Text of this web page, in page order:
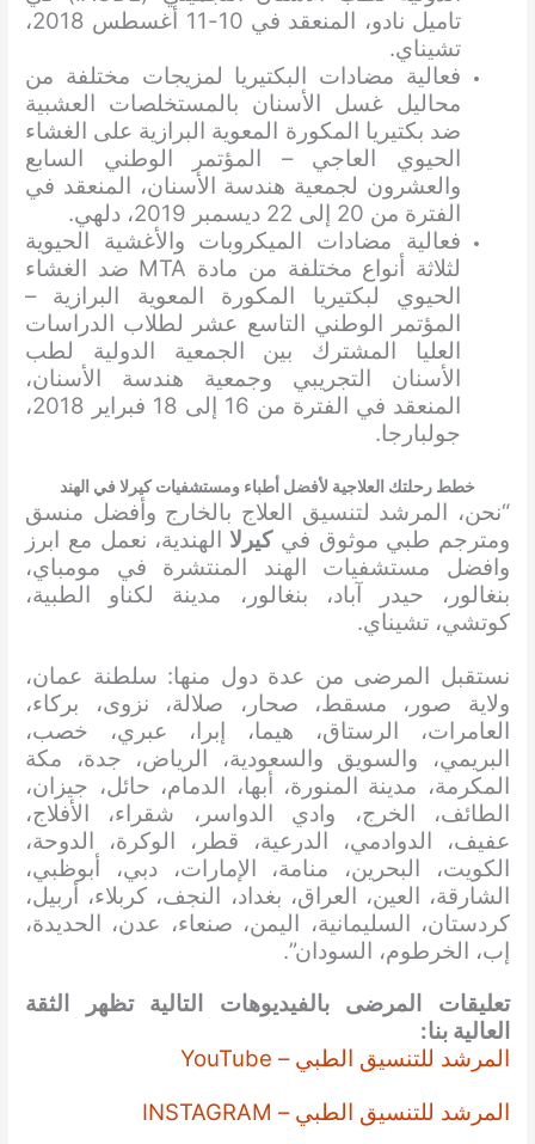
تاميل نادو، المنعقد في 10-11 أغسطس 2018،
تشيناي.
فعالية مضادات البكتيريا لمزيجات مختلفة من
محاليل غسل الأسنان بالمستخلصات العشبية
ضد بكتيريا المكورة المعوية البرازية على الغشاء
الحيوي العاجي – المؤتمر الوطني السابع
والعشرون لجمعية هندسة الأسنان، المنعقد في
الفترة من 20 إلى 22 ديسمبر 2019، دلهي.
فعالية مضادات الميكروبات والأغشية الحيوية
لثلاثة أنواع مختلفة من مادة MTA ضد الغشاء
الحيوي لبكتيريا المكورة المعوية البرازية –
المؤتمر الوطني التاسع عشر لطلاب الدراسات
العليا المشترك بين الجمعية الدولية لطب
الأسنان التجريبي وجمعية هندسة الأسنان،
المنعقد في الفترة من 16 إلى 18 فبراير 2018،
جولبارجا.
خطط رحلتك العلاجية لأفضل أطباء ومستشفيات كيرلا في الهند
“نحن، المرشد لتنسيق العلاج بالخارج وأفضل منسق
ومترجم طبي موثوق في كيرلا الهندية، نعمل مع ابرز
وافضل مستشفيات الهند المنتشرة في مومباي،
بنغالور، حيدر آباد، بنغالور، مدينة لكناو الطبية،
كوتشي، تشيناي.
نستقبل المرضى من عدة دول منها: سلطنة عمان،
ولاية صور، مسقط، صحار، صلالة، نزوى، بركاء،
العامرات، الرستاق، هيما، إبرا، عبري، خصب،
البريمي، والسويق والسعودية، الرياض، جدة، مكة
المكرمة، مدينة المنورة، أبها، الدمام، حائل، جيزان،
الطائف، الخرج، وادي الدواسر، شقراء، الأفلاج،
عفيف، الدوادمي، الدرعية، قطر، الوكرة، الدوحة،
الكويت، البحرين، منامة، الإمارات، دبي، أبوظبي،
الشارقة، العين، العراق، بغداد، النجف، كربلاء، أربيل،
كردستان، السليمانية، اليمن، صنعاء، عدن، الحديدة،
إب، الخرطوم، السودان”.
تعليقات المرضى بالفيديوهات التالية تظهر الثقة
العالية بنا:
المرشد للتنسيق الطبي – YouTube
المرشد للتنسيق الطبي – INSTAGRAM